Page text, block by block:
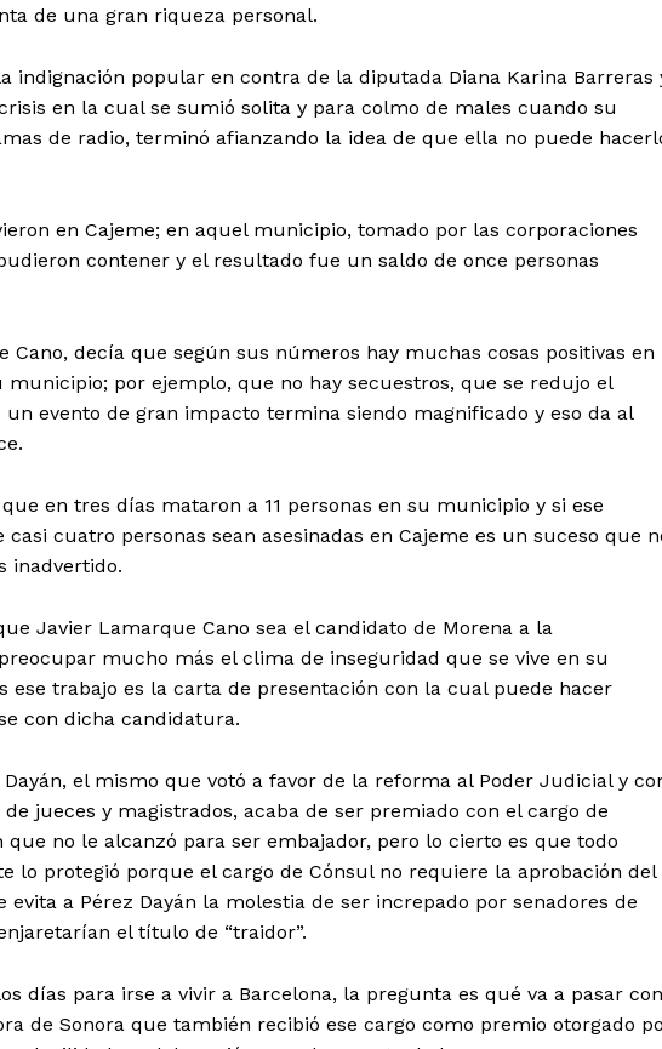
de una gran riqueza personal.
indignación popular en contra de la diputada Diana Karina Barreras
en la cual se sumió solita y para colmo de males cuando su
de radio, terminó afianzando la idea de que ella no puede
en Cajeme; en aquel municipio, tomado por las corporaciones
contener y el resultado fue un saldo de once personas
Cano, decía que según sus números hay muchas cosas positivas en
por ejemplo, que no hay secuestros, que se redujo el
evento de gran impacto termina siendo magnificado y eso da al
en tres días mataron a 11 personas en su municipio y si ese
cuatro personas sean asesinadas en Cajeme es un suceso que
inadvertido.
Javier Lamarque Cano sea el candidato de Morena a la
mucho más el clima de inseguridad que se vive en su
trabajo es la carta de presentación con la cual puede hacer
con dicha candidatura.
el mismo que votó a favor de la reforma al Poder Judicial y
jueces y magistrados, acaba de ser premiado con el cargo de
que no le alcanzó para ser embajador, pero lo cierto es que todo
lo protegió porque el cargo de Cónsul no requiere la aprobación del
evita a Pérez Dayán la molestia de ser increpado por senadores de
el título de “traidor”.
días para irse a vivir a Barcelona, la pregunta es qué va a pasar con
de Sonora que también recibió ese cargo como premio otorgado